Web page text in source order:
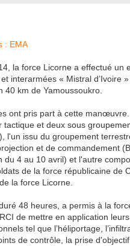
: EMA
la force Licorne a effectué un
interarmées « Mistral d’Ivoire »
40 km de Yamoussoukro.
ont pris part à cette
tactique et deux sous
l'un issu du groupement
et de commandement
du 4 au 10 avril) et l'autre
de la force républicaine de
la force Licorne.
48 heures, a permis à la
de mettre en application
tel que l’héliportage,
de contrôle, la prise